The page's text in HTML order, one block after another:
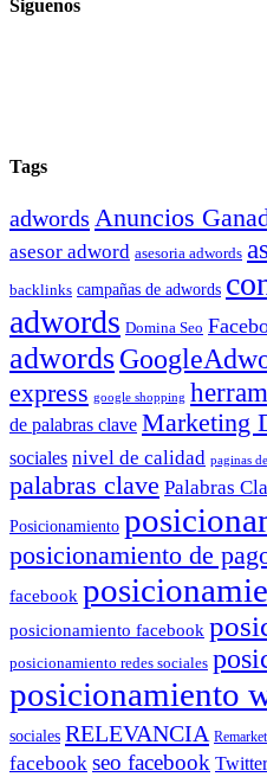
Siguenos
Tags
adwords Anuncios
asesor adword asesoria adwords
backlinks campañas de adwords
adwords Domina Seo
adwords
express google shopping
de palabras clave Marketing
sociales nivel de calidad paginas
palabras clave Palabras
Posicionamiento
posicionamiento de
facebook
posicionamiento facebook
posicionamiento redes sociales
posicionamiento
sociales RELEVANCIA
facebook seo facebook Twitter